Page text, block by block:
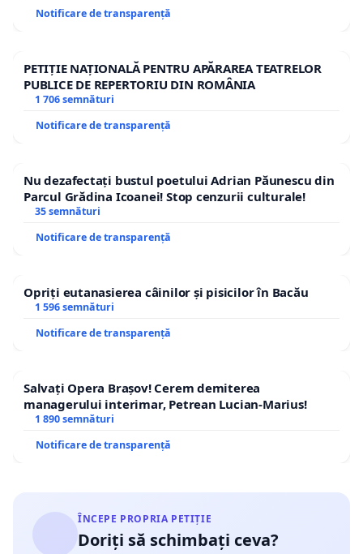
Notificare de transparență
PETIȚIE NAȚIONALĂ PENTRU APĂRAREA TEATRELOR
PUBLICE DE REPERTORIU DIN ROMÂNIA
1 706 semnături
Notificare de transparență
Nu dezafectați bustul poetului Adrian Păunescu din
Parcul Grădina Icoanei! Stop cenzurii culturale!
35 semnături
Notificare de transparență
Opriți eutanasierea câinilor și pisicilor în Bacău
1 596 semnături
Notificare de transparență
Salvați Opera Brașov! Cerem demiterea
managerului interimar, Petrean Lucian-Marius!
1 890 semnături
Notificare de transparență
ÎNCEPE PROPRIA PETIȚIE
Doriți să schimbați ceva?